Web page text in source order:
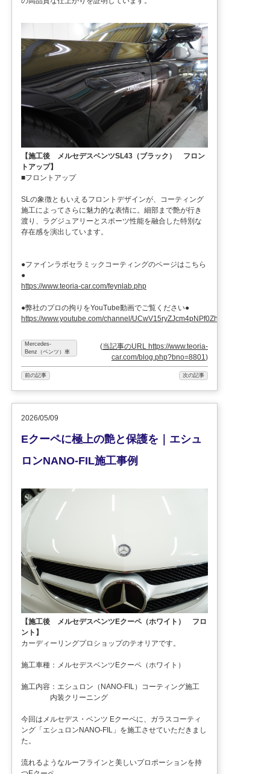
【施工後 メルセデスベンツSL43（ブラック） フロン
トアップ】
■フロントアップ
SLの象徴ともいえるフロントデザインが、コーティング
施工によってさらに魅力的な表情に。細部まで艶が行き
渡り、ラグジュアリーとスポーツ性能を融合した特別な
存在感を演出しています。
●ファインラボセラミックコーティングのページはこちら
●
https://www.teoria-car.com/feynlab.php
●弊社のプロの拘りをYouTube動画でご覧ください●
https://www.youtube.com/channel/UCwV15ryZJcm4pNPf0ZhXu9g
Mercedes-
Benz（ベンツ）車
(当記事のURL https://www.teoria-
car.com/blog.php?bno=8801)
前の記事 次の記事
2026/05/09
Eクーペに極上の艶と保護を｜エシュ
ロンNANO-FIL施工事例
【施工後 メルセデスベンツEクーペ（ホワイト） フロ
ント】
カーディーリングプロショップのテオリアです。
施工車種：メルセデスベンツEクーペ（ホワイト）
施工内容：エシュロン（NANO-FIL）コーティング施工
内装クリーニング
今回はメルセデス・ベンツ Eクーペに、ガラスコーティ
ング「エシュロンNANO-FIL」を施工させていただきまし
た。
流れるようなルーフラインと美しいプロポーションを持